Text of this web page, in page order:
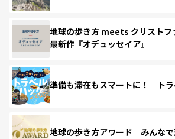
地球の歩き方 meets クリストフ
最新作『オデュッセイア』
準備も滞在もスマートに！ ト
地球の歩き方アワード みんなで